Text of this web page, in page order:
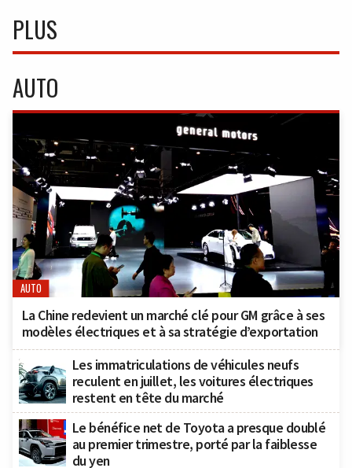
PLUS
AUTO
AUTO
La Chine redevient un marché clé pour GM grâce à ses
modèles électriques et à sa stratégie d’exportation
Les immatriculations de véhicules neufs
reculent en juillet, les voitures électriques
restent en tête du marché
Le bénéfice net de Toyota a presque doublé
au premier trimestre, porté par la faiblesse
du yen